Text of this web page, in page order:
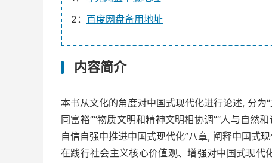
2： 百度网盘备用地址
内容简介
本书从文化的角度对中国式现代化进行论述, 分为
同富裕”“物质文明和精神文明相协调”“人与自然
自信自强中推进中国式现代化”八章, 阐释中国式
在践行社会主义核心价值观、增强对中国式现